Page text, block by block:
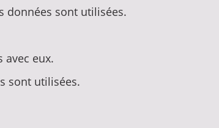
données sont utilisées.
eux.
sont utilisées.